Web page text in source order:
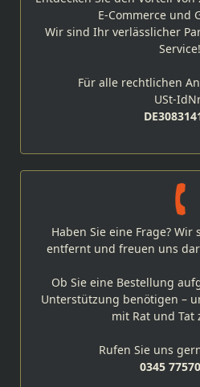
E-Commerce und
Wir sind Ihr verlässlicher
Service!
Für alle rechtlichen
USt-
Haben Sie eine Frage?
entfernt und freuen uns
Ob Sie eine Bestellung
Unterstützung benötigen –
mit Rat und Tat
Rufen Sie uns
0345